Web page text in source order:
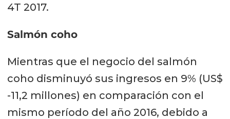
4T 2017.
Salmón coho
Mientras que el negocio del salmón
coho disminuyó sus ingresos en 9% (US$
-11,2 millones) en comparación con el
mismo período del año 2016, debido a